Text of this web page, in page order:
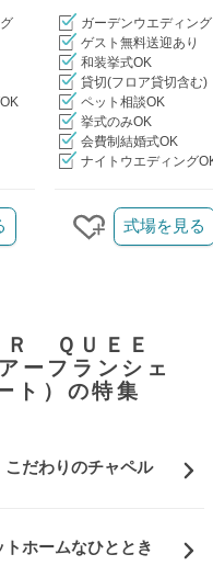
ガーデンウエディング
ゲスト無料送迎あり
和装挙式OK
貸切(フロア貸切含む)
ペット相談OK
挙式のみOK
会費制結婚式OK
ナイトウエディング
クリップする
式場を見る
Ｒ ＱＵＥＥ
ーフランシェ
ト）の特集
だわりのチャペル
ホームなひととき